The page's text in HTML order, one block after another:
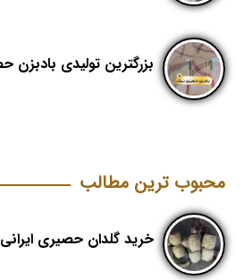
محبوب ترین مطالب
خرید گلدان حصیری ایرانی